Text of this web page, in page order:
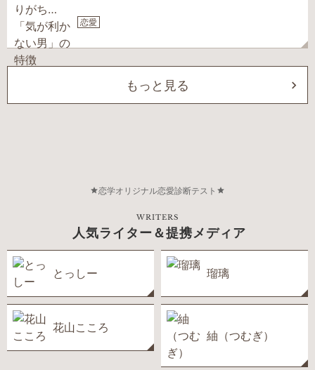
恋愛
もっと見る
恋学オリジナル恋愛診断テスト
WRITERS
人気ライター＆提携メディア
とっしー 瑠璃
花山こころ
紬（つむぎ）